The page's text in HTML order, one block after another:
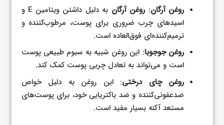
روغن آرگان:روغن آرگان
به دلیل داشتن ویتامین E و
اسیدهای چرب ضروری برای پوست، مرطوب‌کننده و
ترمیم‌کننده‌ای فوق‌العاده است.
روغن جوجوبا: این روغن شبیه به سبوم طبیعی پوست
است و می‌تواند به تعادل چربی پوست کمک کند.
روغن چای درختی: این روغن به دلیل خواص
ضدعفونی‌کننده و ضد باکتریایی خود، برای پوست‌های
مستعد آکنه بسیار مفید است.